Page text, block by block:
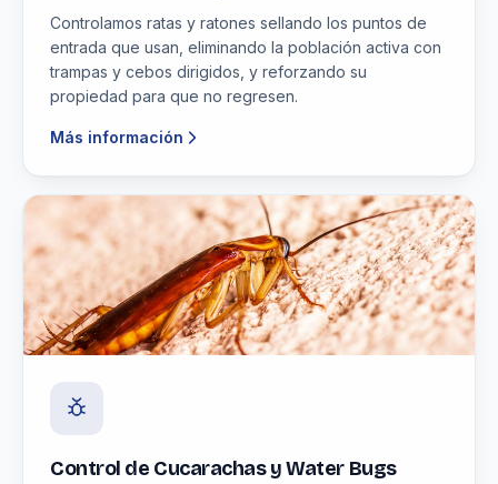
Controlamos ratas y ratones sellando los puntos de
entrada que usan, eliminando la población activa con
trampas y cebos dirigidos, y reforzando su
propiedad para que no regresen.
Más información
Control de Cucarachas y Water Bugs